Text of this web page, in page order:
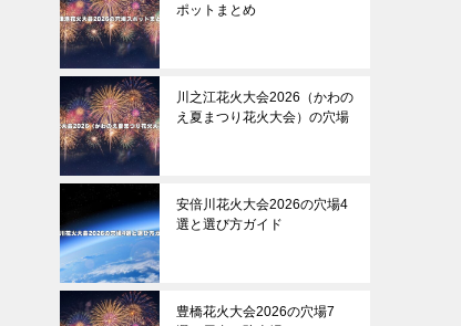
ポットまとめ
川之江花火大会2026（かわの
え夏まつり花火大会）の穴場
安倍川花火大会2026の穴場4
選と選び方ガイド
豊橋花火大会2026の穴場7